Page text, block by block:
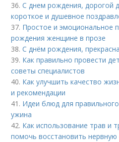
36.С днем рождения, дорогой
короткое и душевное
37. Простое и эмоциональное
рождения женщине в прозе
38.С днём рождения,
39. Как правильно провести
советы специалистов
40. Как улучшить качество
и рекомендации
41. Идеи блюд для
ужина
42. Как использование трав и
помочь восстановить нервную